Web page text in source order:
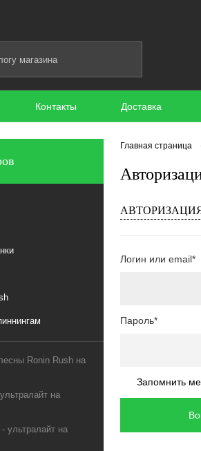
Контакты Доставка
Ronin Rush на
на
ультралайт на
Главная страница
Логин или email*
Пароль*
Запомнить